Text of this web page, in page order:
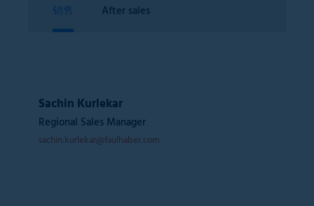
销售 After sales
Sachin Kurlekar
Regional Sales Manager
sachin.kurlekar@faulhaber.com